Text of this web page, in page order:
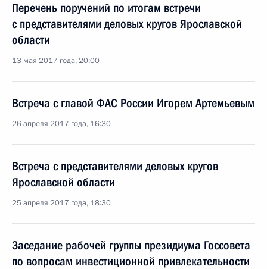
Перечень поручений по итогам встречи
с представителями деловых кругов Ярославской
области
13 мая 2017 года, 20:00
Встреча с главой ФАС России Игорем Артемьевым
26 апреля 2017 года, 16:30
Встреча с представителями деловых кругов
Ярославской области
25 апреля 2017 года, 18:30
Заседание рабочей группы президиума Госсовета
по вопросам инвестиционной привлекательности